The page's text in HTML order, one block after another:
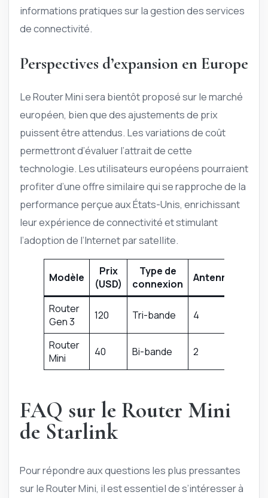
informations pratiques sur la gestion des services
de connectivité.
Perspectives d’expansion en Europe
Le Router Mini sera bientôt proposé sur le marché
européen, bien que des ajustements de prix
puissent être attendus. Les variations de coût
permettront d’évaluer l’attrait de cette
technologie. Les utilisateurs européens pourraient
profiter d’une offre similaire qui se rapproche de la
performance perçue aux États-Unis, enrichissant
leur expérience de connectivité et stimulant
l’adoption de l’Internet par satellite.
Modèle
Prix
(USD)
Type de
connexion
Antenne
Router
Gen 3
120 Tri-bande 4
Router
Mini
40 Bi-bande 2
FAQ sur le Router Mini
de Starlink
Pour répondre aux questions les plus pressantes
sur le Router Mini, il est essentiel de s’intéresser à